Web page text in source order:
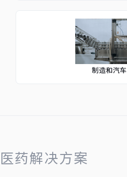
制造和汽车
医药解决方案